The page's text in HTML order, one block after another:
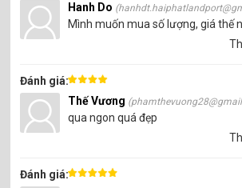
Hanh Do
Mình muốn mua số lượng, giá thế
Đánh giá:
Thế Vương
qua ngon quá đẹp
Đánh giá: